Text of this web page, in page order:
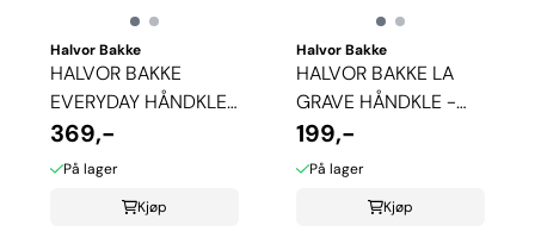
Halvor Bakke
HALVOR BAKKE
EVERYDAY HÅNDKLE
6-PAKK
369,-
På lager
Kjøp
Halvor Bakke
HALVOR BAKKE LA
GRAVE HÅNDKLE -
BRILLIANT WHITE
199,-
På lager
Kjøp